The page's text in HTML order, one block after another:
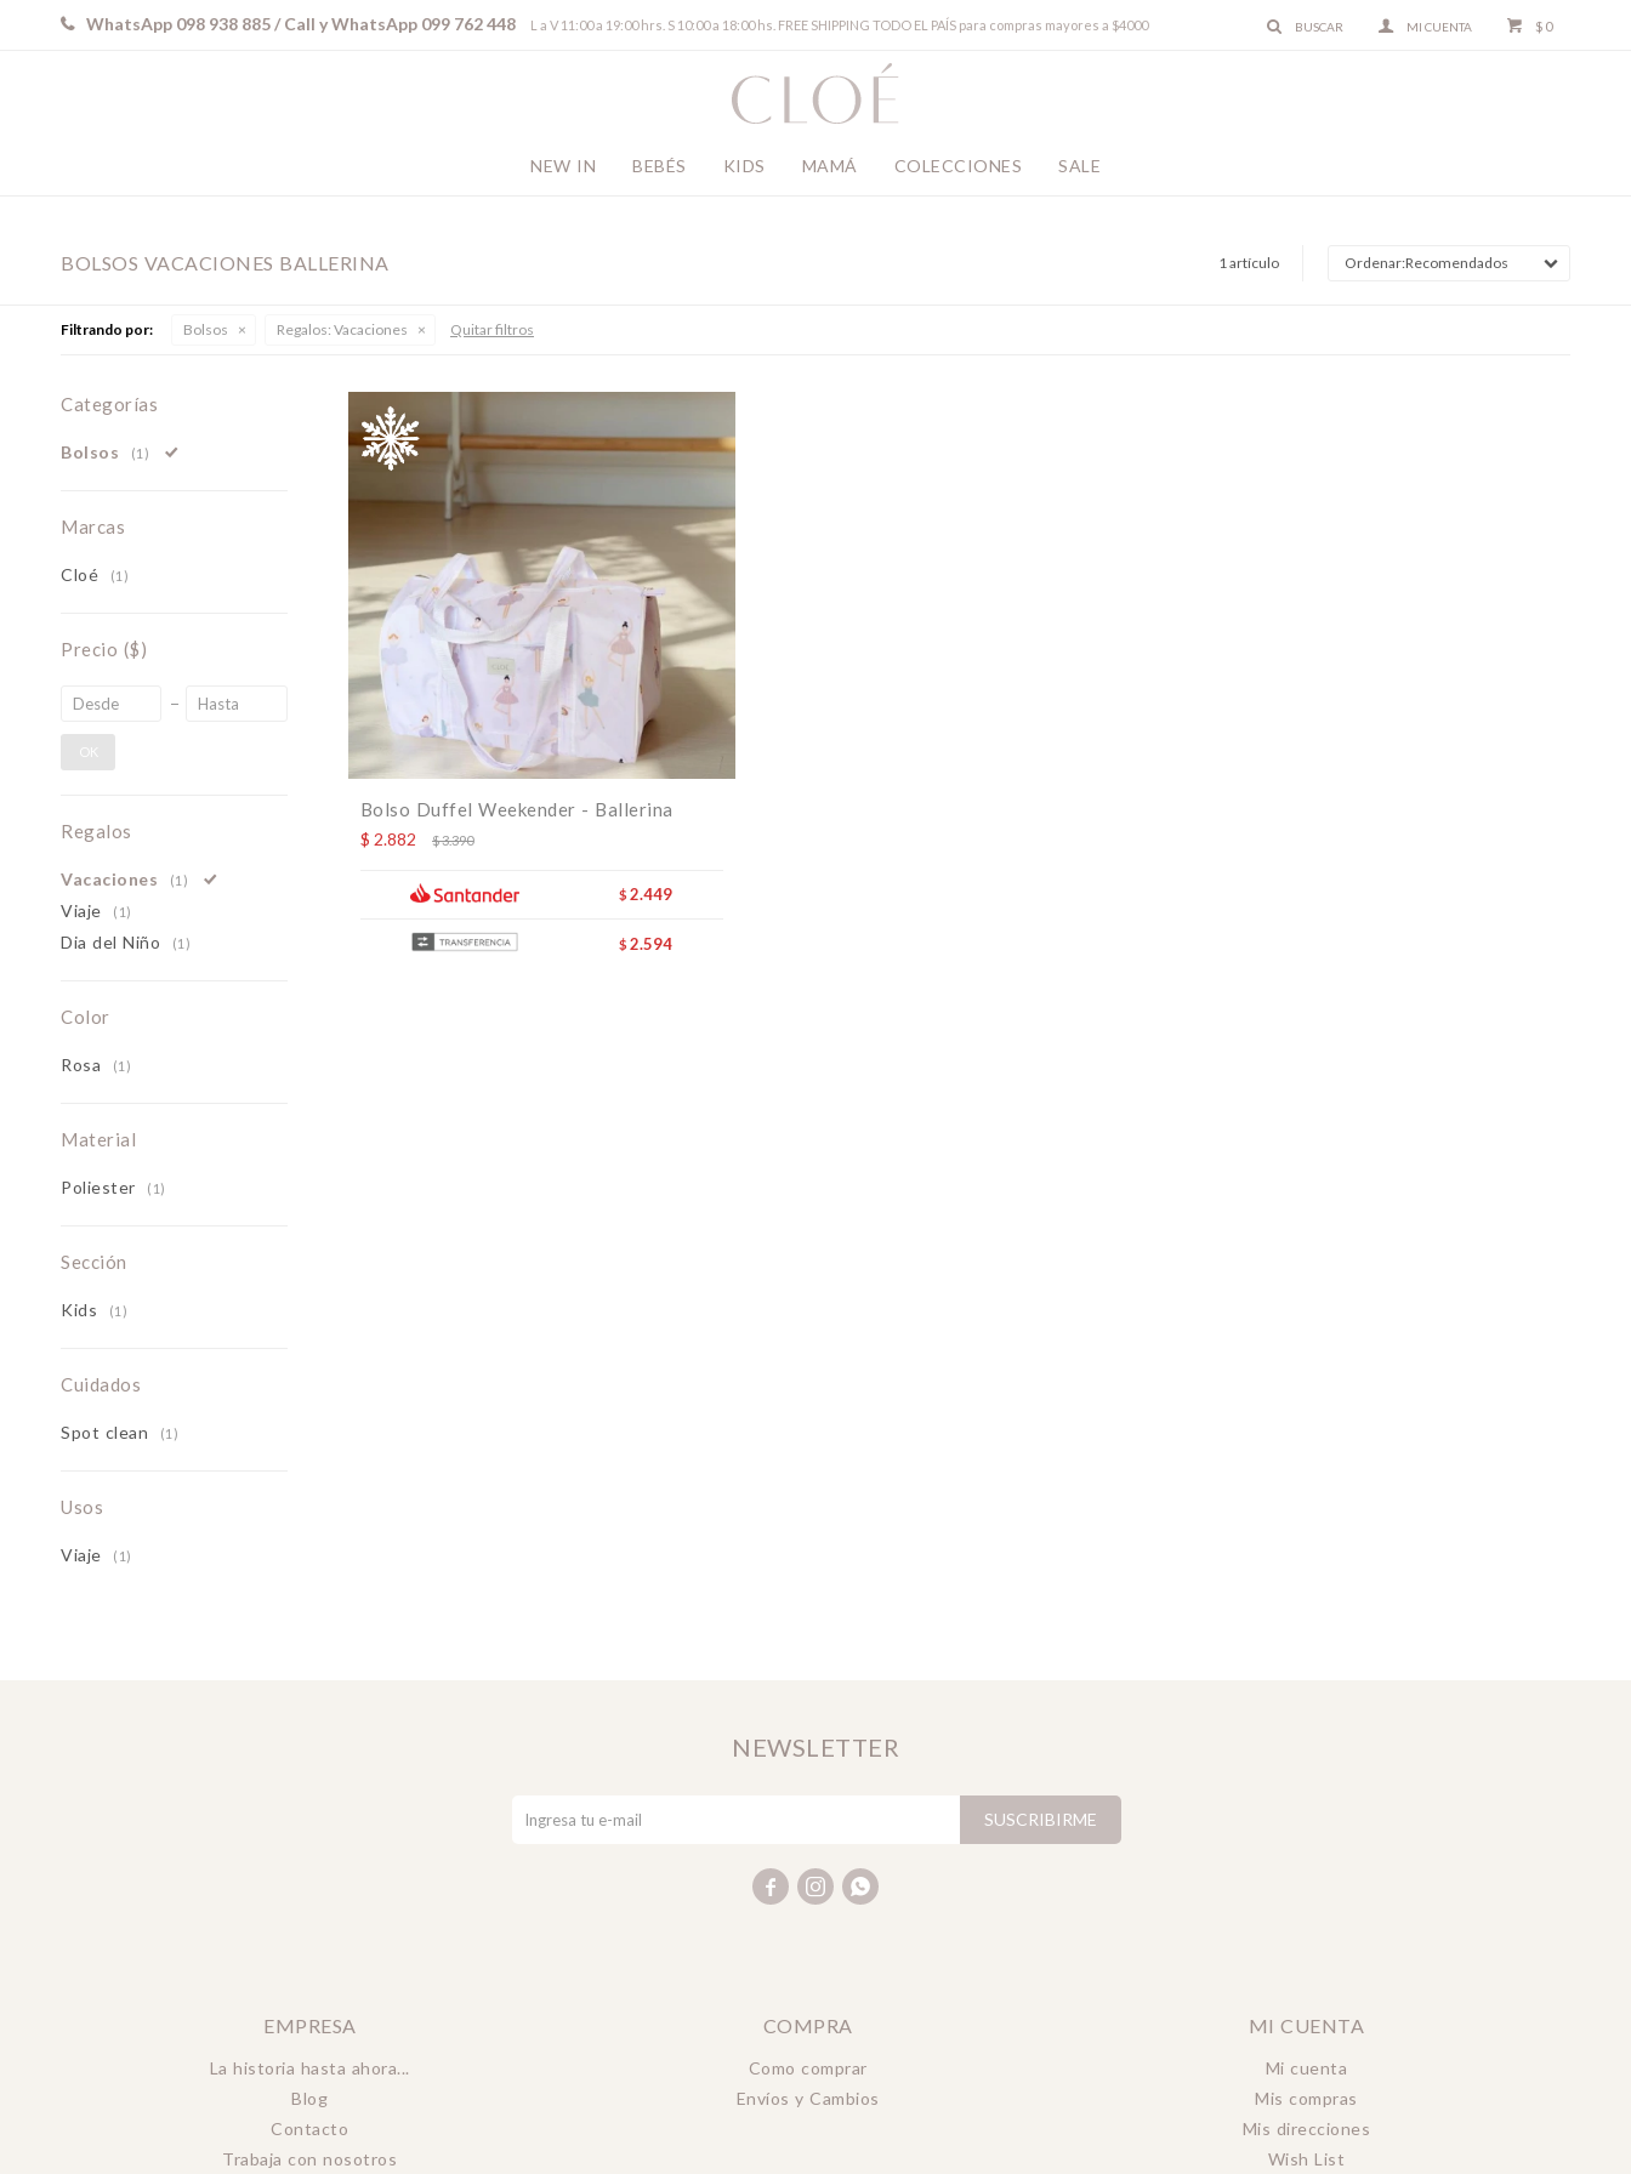
NEW IN BEBÉS KIDS MAMÁ COLECCIONES SALE
$ 0
WhatsApp 098 938 885 / Call y WhatsApp 099 762 448 L a V 11:00 a 19:00 hrs. S 10:00 a 18:00 hs. FREE SHIPPING TODO EL PAÍS para compras mayores a $4000
BOLSOS VACACIONES BALLERINA 1 artículo Recomendados
Filtrando por: Bolsos Regalos: Vacaciones Quitar filtros
Bolso Duffel Weekender - Ballerina
$ 2.882 $3.390
$ 2.449
$ 2.594
Categorías
Bolsos (1)
Marcas
Cloé (1)
Precio ($)
OK
Regalos
Vacaciones (1)
Viaje (1)
Dia del Niño (1)
Color
Rosa (1)
Material
Poliester (1)
Sección
Kids (1)
Cuidados
Spot clean (1)
Usos
Viaje (1)
EMPRESA
La historia hasta ahora...
Blog
Contacto
Trabaja con nosotros
COMPRA
Como comprar
Envíos y Cambios
MI CUENTA
Mi cuenta
Mis compras
Mis direcciones
Wish List
NEWSLETTER
SUSCRIBIRME
  